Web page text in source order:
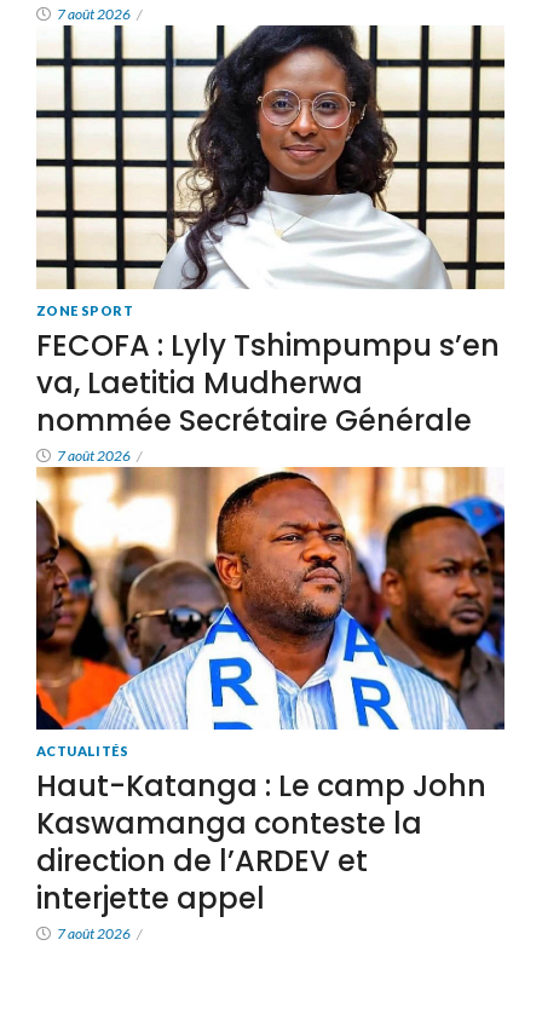
7 août 2026 /
ZONE SPORT
FECOFA : Lyly Tshimpumpu s’en
va, Laetitia Mudherwa
nommée Secrétaire Générale
7 août 2026 /
ACTUALITÉS
Haut-Katanga : Le camp John
Kaswamanga conteste la
direction de l’ARDEV et
interjette appel
7 août 2026 /